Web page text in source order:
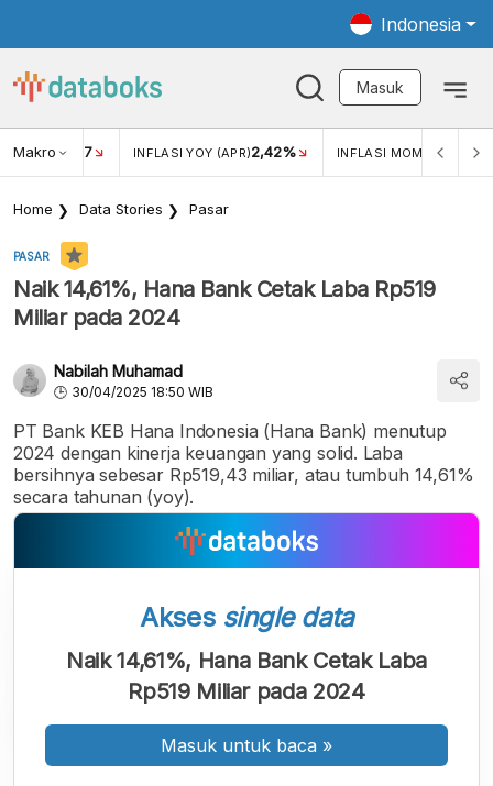
Indonesia
Masuk
Makro
USD/IDR 17 INFLASI YOY (APR)2,42% INFLASI MOM (MAR)
Home Data Stories Pasar
PASAR
Naik 14,61%, Hana Bank Cetak Laba Rp519
Miliar pada 2024
Nabilah Muhamad
30/04/2025 18:50 WIB
PT Bank KEB Hana Indonesia (Hana Bank) menutup
2024 dengan kinerja keuangan yang solid. Laba
bersihnya sebesar Rp519,43 miliar, atau tumbuh 14,61%
secara tahunan (yoy).
Akses single data
Naik 14,61%, Hana Bank Cetak Laba
Rp519 Miliar pada 2024
Masuk untuk baca »